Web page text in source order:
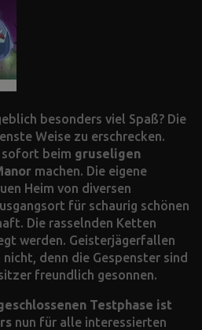
besonders viel Spaß? Die
Weise zu erschrecken.
sofort beim gruseligen
machen. Die eigene
Heim von diversen
für schaurig schönen
Die rasselnden Ketten
werden. Geisterjägerfallen
denn die Gespenster sind
freundlich gesonnen.
Testphase ist
nun für alle interessierten